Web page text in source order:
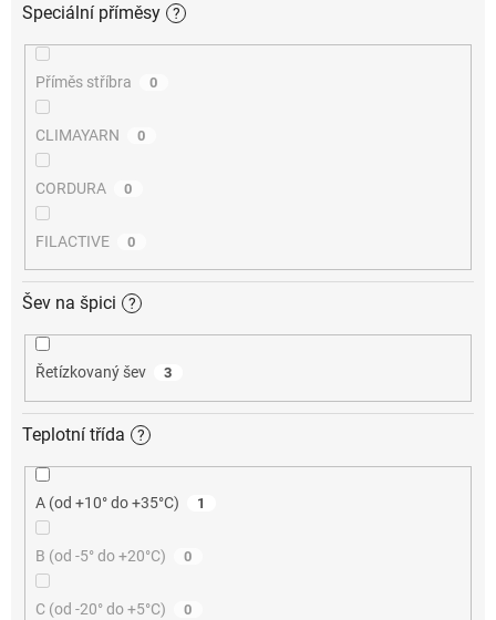
Speciální příměsy ?
Příměs stříbra 0
CLIMAYARN 0
CORDURA 0
FILACTIVE 0
Šev na špici ?
Řetízkovaný šev 3
Teplotní třída ?
A (od +10° do +35°C) 1
B (od -5° do +20°C) 0
C (od -20° do +5°C) 0